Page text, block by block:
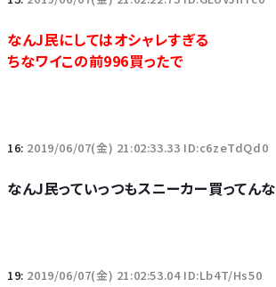
なんJ民にしてはオシャレすぎる
ちなワイこの前996買ったで
16: 2019/06/07(金) 21:02:33.33 ID:c6zeTdQd0
なんJ民っていっつもスニーカー買ってんな
19: 2019/06/07(金) 21:02:53.04 ID:Lb4T/Hs50